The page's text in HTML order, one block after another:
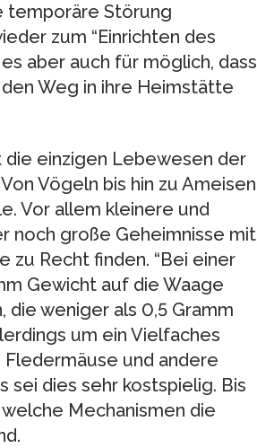
temporäre Störung
zum “Einrichten des
aber auch für möglich, dass
Weg in ihre Heimstätte
einzigen Lebewesen der
Vögeln bis hin zu Ameisen
Vor allem kleinere und
noch große Geheimnisse mit
zu Recht finden. “Bei einer
Gewicht auf die Waage
die weniger als 0,5 Gramm
um ein Vielfaches
Fledermäuse und andere
sei dies sehr kostspielig. Bis
Mechanismen die